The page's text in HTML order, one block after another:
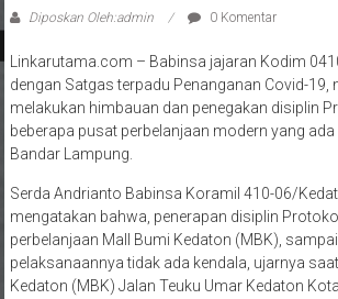
Diposkan Oleh:admin 0 Komentar
Linkarutama.com – Babinsa jajaran Kodim
dengan Satgas terpadu Penanganan Covid-19,
melakukan himbauan dan penegakan disiplin
beberapa pusat perbelanjaan modern yang
Bandar Lampung.
Serda Andrianto Babinsa Koramil 410-06/
mengatakan bahwa, penerapan disiplin
perbelanjaan Mall Bumi Kedaton (MBK),
pelaksanaannya tidak ada kendala, ujarnya
Kedaton (MBK) Jalan Teuku Umar Kedaton